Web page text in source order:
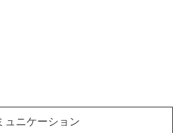
ュニケーション